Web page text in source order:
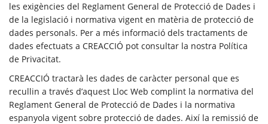
les exigències del Reglament General de Protecció de Dades i
de la legislació i normativa vigent en matèria de protecció de
dades personals. Per a més informació dels tractaments de
dades efectuats a CREACCIÓ pot consultar la nostra Política
de Privacitat.
CREACCIÓ tractarà les dades de caràcter personal que es
recullin a través d’aquest Lloc Web complint la normativa del
Reglament General de Protecció de Dades i la normativa
espanyola vigent sobre protecció de dades. Així la remissió de